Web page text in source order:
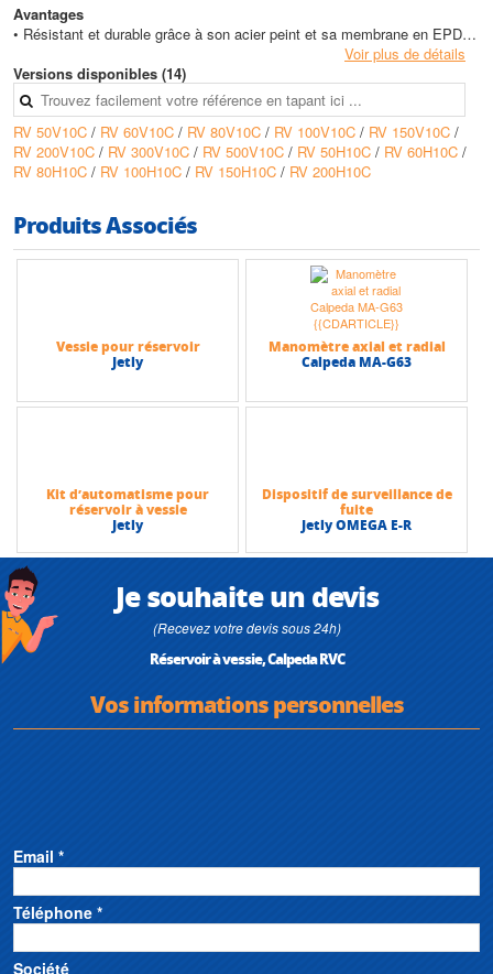
Avantages
• Résistant et durable grâce à son acier peint et sa membrane en EPDM
• Valve de gonflage intégrée pour un entretien facile et un contrôle
optimal de la pression
• Disponible avec différents volumes et configurations pour s’adapter à
tous types de besoins
Conception
• Structure en acier peint et membrane en EPDM pour une longue durée
• Versions horizontales et verticales, toutes conformes à la directive
2009/105/CE
• Conçu pour une utilisation simple et efficace avec des pressions de
• Température d’utilisation : -10°C à +70°C
• Volume : de 50 à 500 litres selon le modèle
Voir plus de détails
Versions disponibles (14)
RV 50V10C / RV 60V10C / RV 80V10C / RV 100V10C / RV 150V10C /
RV 200V10C / RV 300V10C / RV 500V10C / RV 50H10C / RV 60H10C /
RV 80H10C / RV 100H10C / RV 150H10C / RV 200H10C
Produits Associés
Vessie pour réservoir
Jetly
Manomètre axial et radial
Calpeda MA-G63
Kit d’automatisme pour
réservoir à vessie
Jetly
Dispositif de surveillance de
fuite
Jetly OMEGA E-R
Je souhaite un devis
(Recevez votre devis sous 24h)
Réservoir à vessie, Calpeda RVC
Vos informations personnelles
Email *
Téléphone *
Société